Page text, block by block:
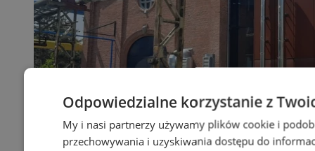
Odpowiedzialne korzystanie z
My i nasi partnerzy używamy plików cookie i
przechowywania i uzyskiwania dostępu do